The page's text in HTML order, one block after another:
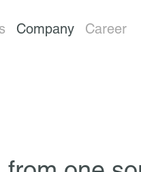
Company Career